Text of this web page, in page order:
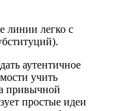
линии легко с
аутентичное
учить
привычной
простые идеи